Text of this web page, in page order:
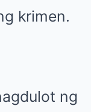
krimen.
ng